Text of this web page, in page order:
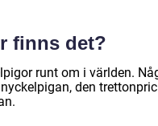
finns det?
runt om i världen.
den